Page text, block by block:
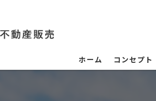
ホーム コンセプト